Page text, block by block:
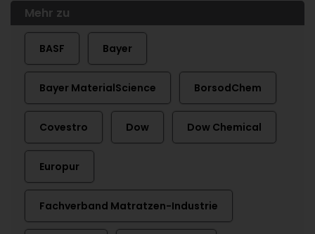
Mehr zu
BASF Bayer
Bayer MaterialScience BorsodChem
Covestro Dow Dow Chemical
Europur
Fachverband Matratzen-Industrie